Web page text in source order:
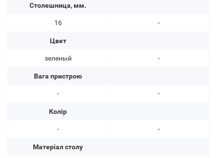
Столешница, мм.
16
Цвет
зеленый
Вага пристрою
-
Колір
-
Матеріал столу
-
-
-
-